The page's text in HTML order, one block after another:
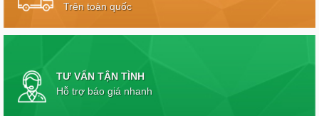
Trên toàn quốc
TƯ VẤN TẬN TÌNH
Hỗ trợ báo giá nhanh